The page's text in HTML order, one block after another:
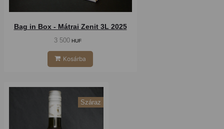
Bag in Box - Mátrai Zenit 3L 2025
3 500 HUF
Kosárba
Száraz